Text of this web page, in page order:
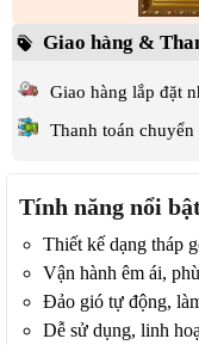
Giao hàng &
Giao hàng lắp đặt
Thanh toán
Tính năng nổi
Thiết kế dạng tháp
Vận hành êm ái,
Đảo gió tự động,
Dễ sử dụng, linh